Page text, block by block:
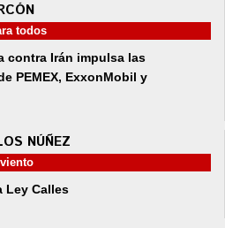
todos
contra Irán impulsa las
PEMEX, ExxonMobil y
NÚÑEZ
Ley Calles